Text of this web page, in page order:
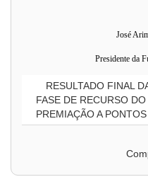
José
Presidente da
RESULTADO FINAL
FASE DE RECURSO
PREMIAÇÃO A